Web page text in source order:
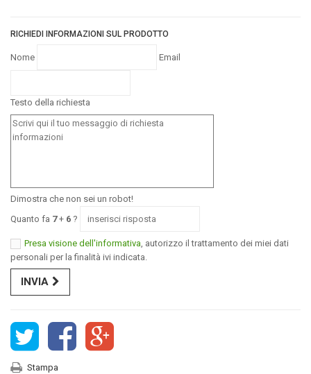
RICHIEDI INFORMAZIONI SUL PRODOTTO
Nome Email
Testo della richiesta
Dimostra che non sei un robot!
Quanto fa 7+ 6 ?
Presa visione dell'informativa , autorizzo il trattamento dei miei dati
personali per la finalità ivi indicata.
INVIA
Stampa